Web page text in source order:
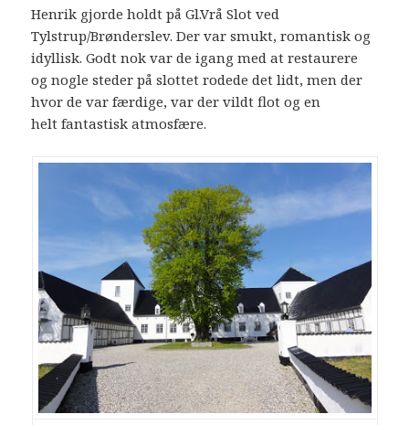
Henrik gjorde holdt på Gl.Vrå Slot ved
Tylstrup/Brønderslev. Der var smukt, romantisk og
idyllisk. Godt nok var de igang med at restaurere
og nogle steder på slottet rodede det lidt, men der
hvor de var færdige, var der vildt flot og en
helt fantastisk atmosfære.